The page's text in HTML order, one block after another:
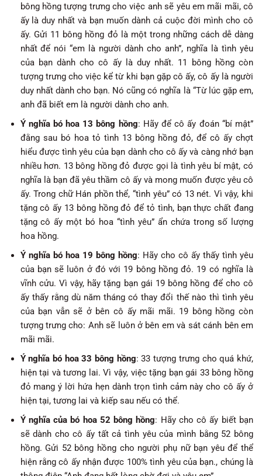
bông hồng tượng trưng cho việc anh sẽ yêu em mãi mãi, cô
ấy là duy nhất và bạn muốn dành cả cuộc đời mình cho cô
ấy. Gửi 11 bông hồng đỏ là một trong những cách dễ dàng
nhất để nói “em là người dành cho anh”, nghĩa là tình yêu
của bạn dành cho cô ấy là duy nhất. 11 bông hồng còn
tượng trưng cho việc kể từ khi bạn gặp cô ấy, cô ấy là người
duy nhất dành cho bạn. Nó cũng có nghĩa là “Từ lúc gặp em,
anh đã biết em là người dành cho anh.
Ý nghĩa bó hoa 13 bông hồng: Hãy để cô ấy đoán “bí mật”
đằng sau bó hoa tỏ tình 13 bông hồng đỏ, để cô ấy chợt
hiểu được tình yêu của bạn dành cho cô ấy và càng nhớ bạn
nhiều hơn. 13 bông hồng đỏ được gọi là tình yêu bí mật, có
nghĩa là bạn đã yêu thầm cô ấy và mong muốn được yêu cô
ấy. Trong chữ Hán phồn thể, “tình yêu” có 13 nét. Vì vậy, khi
tặng cô ấy 13 bông hồng đỏ để tỏ tình, bạn thực chất đang
tặng cô ấy một bó hoa “tình yêu” ẩn chứa trong số lượng
hoa hồng.
Ý nghĩa bó hoa 19 bông hồng: Hãy cho cô ấy thấy tình yêu
của bạn sẽ luôn ở đó với 19 bông hồng đỏ. 19 có nghĩa là
vĩnh cửu. Vì vậy, hãy tặng bạn gái 19 bông hồng để cho cô
ấy thấy rằng dù năm tháng có thay đổi thế nào thì tình yêu
của bạn vẫn sẽ ở bên cô ấy mãi mãi. 19 bông hồng còn
tượng trưng cho: Anh sẽ luôn ở bên em và sát cánh bên em
mãi mãi.
Ý nghĩa bó hoa 33 bông hồng: 33 tượng trưng cho quá khứ,
hiện tại và tương lai. Vì vậy, việc tặng bạn gái 33 bông hồng
đỏ mang ý lời hứa hẹn dành trọn tình cảm này cho cô ấy ở
hiện tại, tương lai và kiếp sau nếu có thể.
Ý nghĩa của bó hoa 52 bông hồng: Hãy cho cô ấy biết bạn
sẽ dành cho cô ấy tất cả tình yêu của mình bằng 52 bông
hồng. Gửi 52 bông hồng cho người phụ nữ bạn yêu để thể
hiện rằng cô ấy nhận được 100% tình yêu của bạn., chúng là